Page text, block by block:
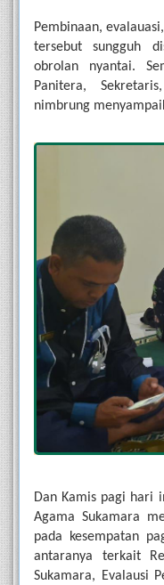
Pembinaan,
tersebut sungguh
obrolan nyantai.
Panitera,
nimbrung
Dan Kamis pagi hari
Agama Sukamara
pada kesempatan
antaranya terkait
Sukamara, Evalausi